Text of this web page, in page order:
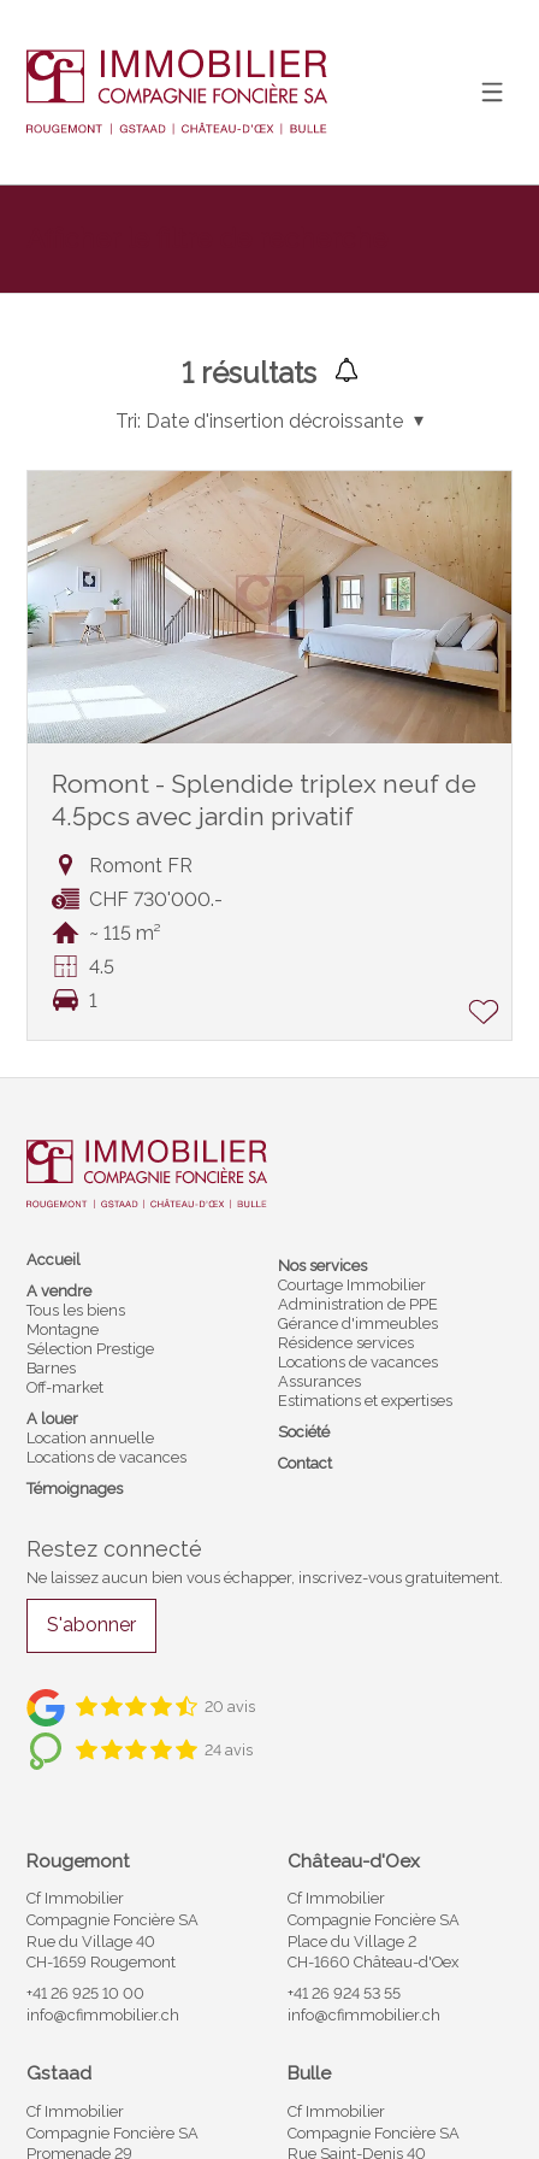
1résultats
Tri: Date d'insertion décroissante
Romont - Splendide triplex neuf de
4.5pcs avec jardin privatif
Romont FR
CHF 730'000.-
~ 115 m²
4.5
1
Accueil
A vendre
Tous les biens
Montagne
Sélection Prestige
Barnes
Off-market
A louer
Location annuelle
Locations de vacances
Témoignages
Nos services
Courtage Immobilier
Administration de PPE
Gérance d'immeubles
Résidence services
Locations de vacances
Assurances
Estimations et expertises
Société
Contact
Restez connecté
Ne laissez aucun bien vous échapper, inscrivez-vous gratuitement.
S'abonner
20 avis
24 avis
Rougemont
Cf Immobilier
Compagnie Foncière SA
Rue du Village 40
CH-1659 Rougemont
+41 26 925 10 00
info@cfimmobilier.ch
Château-d'Oex
Cf Immobilier
Compagnie Foncière SA
Place du Village 2
CH-1660 Château-d'Oex
+41 26 924 53 55
info@cfimmobilier.ch
Gstaad
Cf Immobilier
Compagnie Foncière SA
Promenade 29
Bulle
Cf Immobilier
Compagnie Foncière SA
Rue Saint-Denis 40